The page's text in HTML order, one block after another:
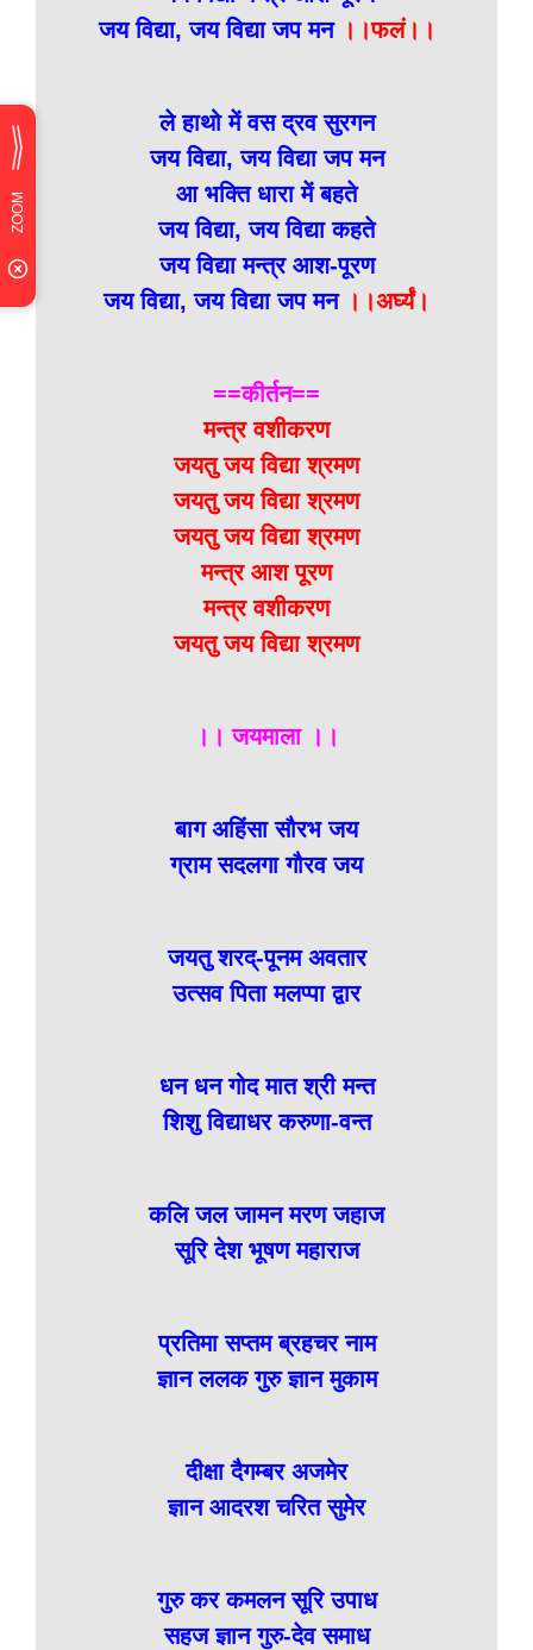
जय विद्या, जय विद्या जप मन ।।फलं।।
ले हाथो में वस द्रव सुरगन
जय विद्या, जय विद्या जप मन
आ भक्ति धारा में बहते
जय विद्या, जय विद्या कहते
जय विद्या मन्त्र आश-पूरण
जय विद्या, जय विद्या जप मन।।अर्घ्यं।
==कीर्तन==
मन्त्र वशीकरण
जयतु जय विद्या श्रमण
जयतु जय विद्या श्रमण
जयतु जय विद्या श्रमण
मन्त्र आश पूरण
मन्त्र वशीकरण
जयतु जय विद्या श्रमण
।। जयमाला ।।
बाग अहिंसा सौरभ जय
ग्राम सदलगा गौरव जय
जयतु शरद्-पूनम अवतार
उत्सव पिता मलप्पा द्वार
धन धन गोद मात श्री मन्त
शिशु विद्याधर करुणा-वन्त
कलि जल जामन मरण जहाज
सूरि देश भूषण महाराज
प्रतिमा सप्तम ब्रहचर नाम
ज्ञान ललक गुरु ज्ञान मुकाम
दीक्षा दैगम्बर अजमेर
ज्ञान आदरश चरित सुमेर
गुरु कर कमलन सूरि उपाध
सहज ज्ञान गुरु-देव समाध